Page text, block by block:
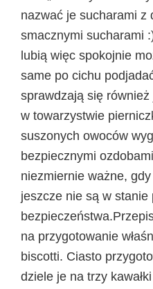
nazwać je sucharami z
smacznymi sucharami
lubią więc spokojnie
same po cichu
sprawdzają się
w towarzystwie
suszonych owoców
bezpiecznymi
niezmiernie ważne,
jeszcze nie są w stanie
na przygotowanie
biscotti. Ciasto
dziele je na trzy